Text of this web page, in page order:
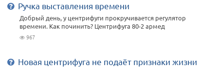
Ручка выставления времени
Добрый день, у центрифуги прокручивается регулятор
времени. Как починить? Центрифуга 80-2 армед
967
Новая центрифуга не подаёт признаки жизни